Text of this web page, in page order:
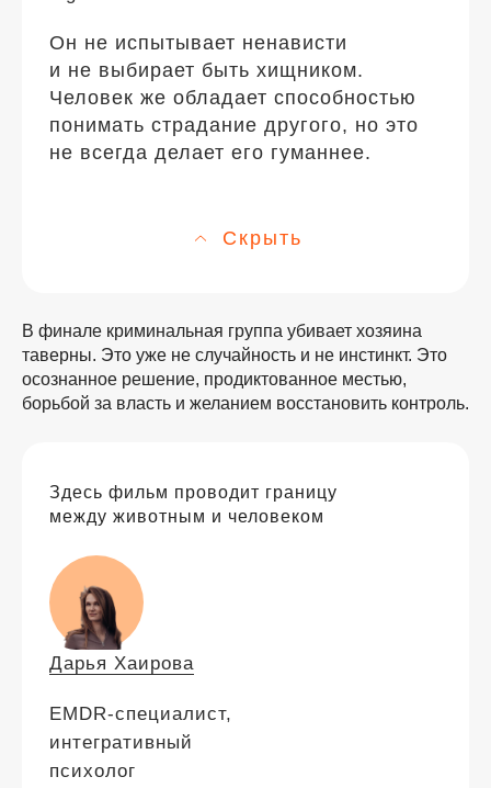
Он не испытывает ненависти
и не выбирает быть хищником.
Человек же обладает способностью
понимать страдание другого, но это
не всегда делает его гуманнее.
Скрыть
В финале криминальная группа убивает хозяина
таверны. Это уже не случайность и не инстинкт. Это
осознанное решение, продиктованное местью,
борьбой за власть и желанием восстановить контроль.
Здесь фильм проводит границу
между животным и человеком
Дарья Хаирова
EMDR-специалист,
интегративный
психолог